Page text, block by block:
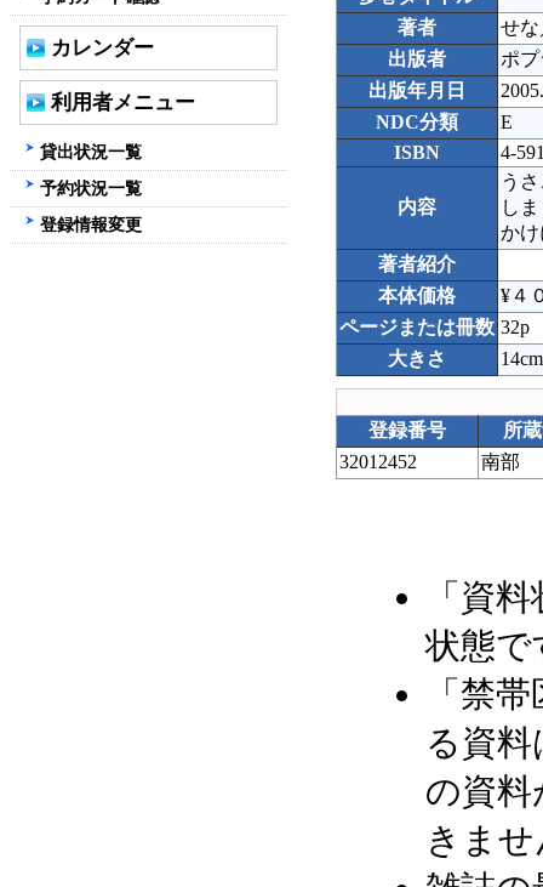
著者
せ
出版者
ポ
出版年月日
NDC分類
E
ISBN
4-
内容
う
し
か
著者紹介
本体価格
¥４
ページまたは冊数 32p
大きさ
14cm
登録番号
所
32012452
南部
「資
状態で
「禁
る資
の資料
きま
カレンダー
利用者メニュー
貸出状況一覧
予約状況一覧
登録情報変更